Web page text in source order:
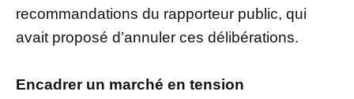
recommandations du rapporteur public, qui
avait proposé d’annuler ces délibérations.
Encadrer un marché en tension